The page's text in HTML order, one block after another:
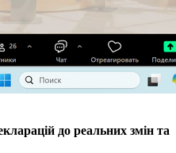
до реальних змін та